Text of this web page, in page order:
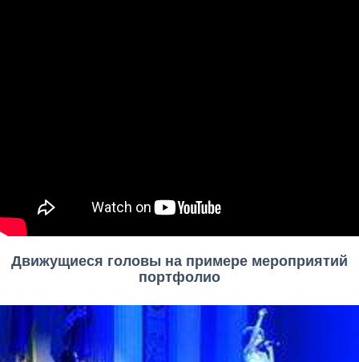
Движущиеся головы на примере мероприятий
портфолио